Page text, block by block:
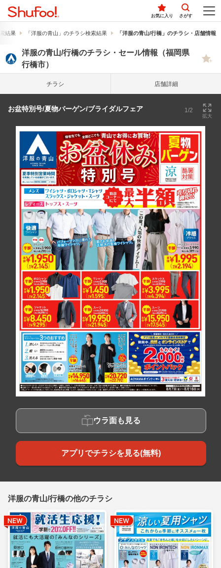
お気に入り さがす
結果 「洋服の青山」のチラシ検索結果 「洋服の青山/行橋」のチラシ・店舗情報
洋服の青山/行橋のチラシ・セール情報（福岡県
行橋市）
チラシ 店舗詳細
お盆特別号/夏物バーゲン/ブライダルフェア 1/2
拡大
ウラ面も見る
アプリでチラシを見る(無料)
洋服の青山/行橋の他のチラシ